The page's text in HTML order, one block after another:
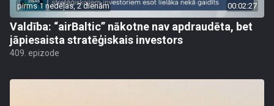
pirms 1 nedēļas, 2 dienām 00:02:27
Valdība: “airBaltic” nākotne nav apdraudēta, bet
jāpiesaista stratēģiskais investors
409. epizode